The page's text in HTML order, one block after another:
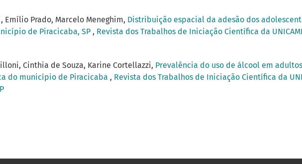
Prado, Marcelo Meneghim, Distribuição espacial da adesão dos
de Piracicaba, SP , Revista dos Trabalhos de Iniciação Científica da
Cinthia de Souza, Karine Cortellazzi, Prevalência do uso de álcool em
do município de Piracicaba , Revista dos Trabalhos de Iniciação Científica da